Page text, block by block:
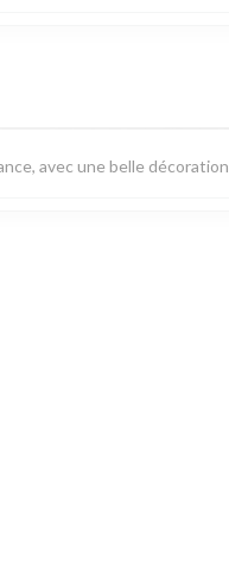
avec une belle décoration